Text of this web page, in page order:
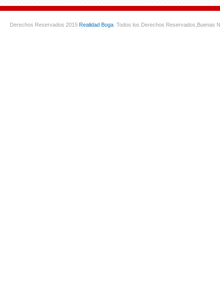
Derechos Reservados 2015 Realidad Boga . Todos los Derechos Reservados, Buenas